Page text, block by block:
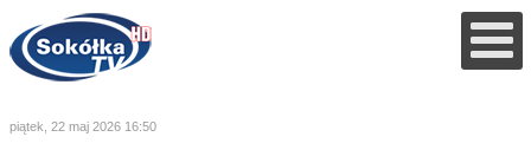
piątek, 22 maj 2026 16:50